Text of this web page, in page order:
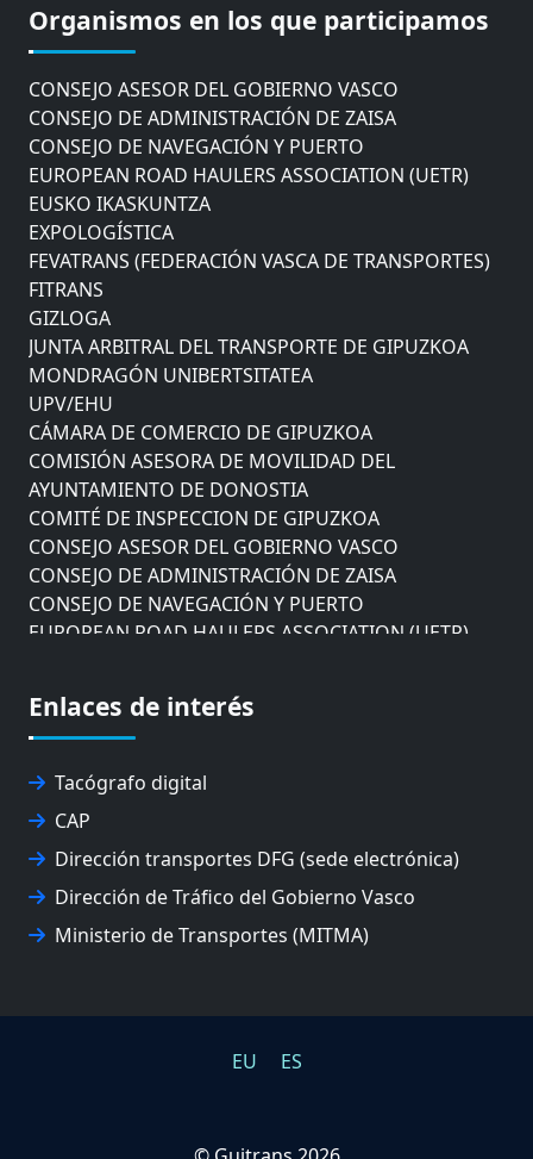
Organismos en los que participamos
AYUNTAMIENTO DE DONOSTIA
COMITÉ DE INSPECCION DE GIPUZKOA
CONSEJO ASESOR DEL GOBIERNO VASCO
CONSEJO DE ADMINISTRACIÓN DE ZAISA
CONSEJO DE NAVEGACIÓN Y PUERTO
EUROPEAN ROAD HAULERS ASSOCIATION (UETR)
EUSKO IKASKUNTZA
EXPOLOGÍSTICA
FEVATRANS (FEDERACIÓN VASCA DE TRANSPORTES)
FITRANS
GIZLOGA
JUNTA ARBITRAL DEL TRANSPORTE DE GIPUZKOA
MONDRAGÓN UNIBERTSITATEA
UPV/EHU
CÁMARA DE COMERCIO DE GIPUZKOA
COMISIÓN ASESORA DE MOVILIDAD DEL
AYUNTAMIENTO DE DONOSTIA
COMITÉ DE INSPECCION DE GIPUZKOA
CONSEJO ASESOR DEL GOBIERNO VASCO
CONSEJO DE ADMINISTRACIÓN DE ZAISA
CONSEJO DE NAVEGACIÓN Y PUERTO
EUROPEAN ROAD HAULERS ASSOCIATION (UETR)
FEVATRANS (FEDERACIÓN VASCA DE TRANSPORTES)
FITRANS
GIZLOGA
JUNTA ARBITRAL DEL TRANSPORTE DE GIPUZKOA
MONDRAGÓN UNIBERTSITATEA
UPV/EHU
Enlaces de interés
Tacógrafo digital
CAP
Dirección transportes DFG (sede electrónica)
Dirección de Tráfico del Gobierno Vasco
Ministerio de Transportes (MITMA)
EU ES